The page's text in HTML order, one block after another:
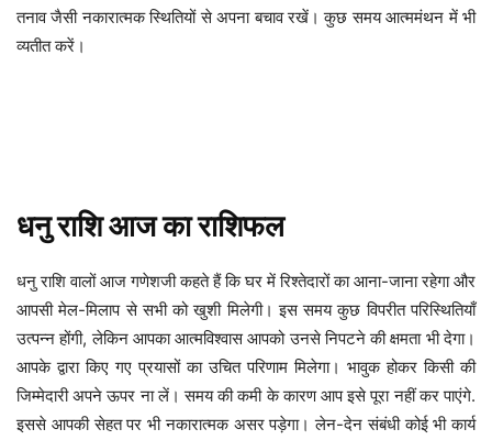
तनाव जैसी नकारात्मक स्थितियों से अपना बचाव रखें। कुछ समय आत्ममंथन में भी
व्यतीत करें।
धनुराशिआजकाराशिफल
धनु राशि वालों आज गणेशजी कहते हैं कि घर में रिश्तेदारों का आना-जाना रहेगा और
आपसी मेल-मिलाप से सभी को खुशी मिलेगी। इस समय कुछ विपरीत परिस्थितियाँ
उत्पन्न होंगी, लेकिन आपका आत्मविश्वास आपको उनसे निपटने की क्षमता भी देगा।
आपके द्वारा किए गए प्रयासों का उचित परिणाम मिलेगा। भावुक होकर किसी की
जिम्मेदारी अपने ऊपर ना लें। समय की कमी के कारण आप इसे पूरा नहीं कर पाएंगे.
इससे आपकी सेहत पर भी नकारात्मक असर पड़ेगा। लेन-देन संबंधी कोई भी कार्य